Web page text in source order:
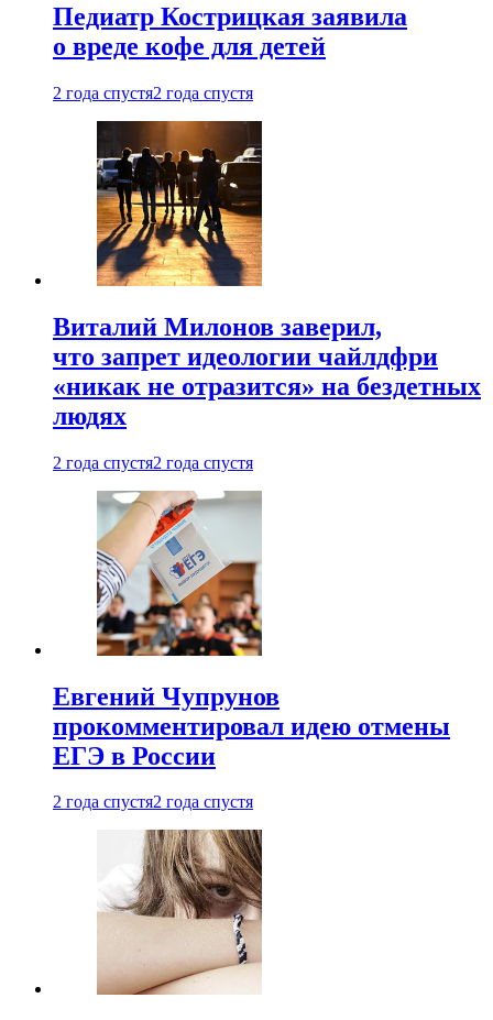
Педиатр Кострицкая заявила
о вреде кофе для детей
2 года спустя2 года спустя
Виталий Милонов заверил,
что запрет идеологии чайлдфри
«никак не отразится» на бездетных
людях
2 года спустя2 года спустя
Евгений Чупрунов
прокомментировал идею отмены
ЕГЭ в России
2 года спустя2 года спустя